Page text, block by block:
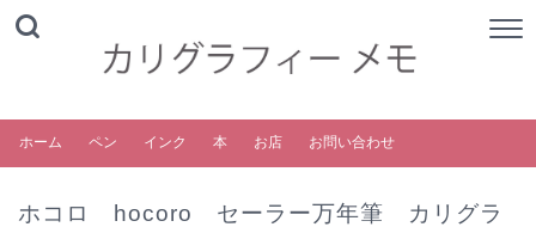
ホーム ペン インク 本 お店 お問い合わせ
ホコロ hocoro セーラー万年筆 カリグラ